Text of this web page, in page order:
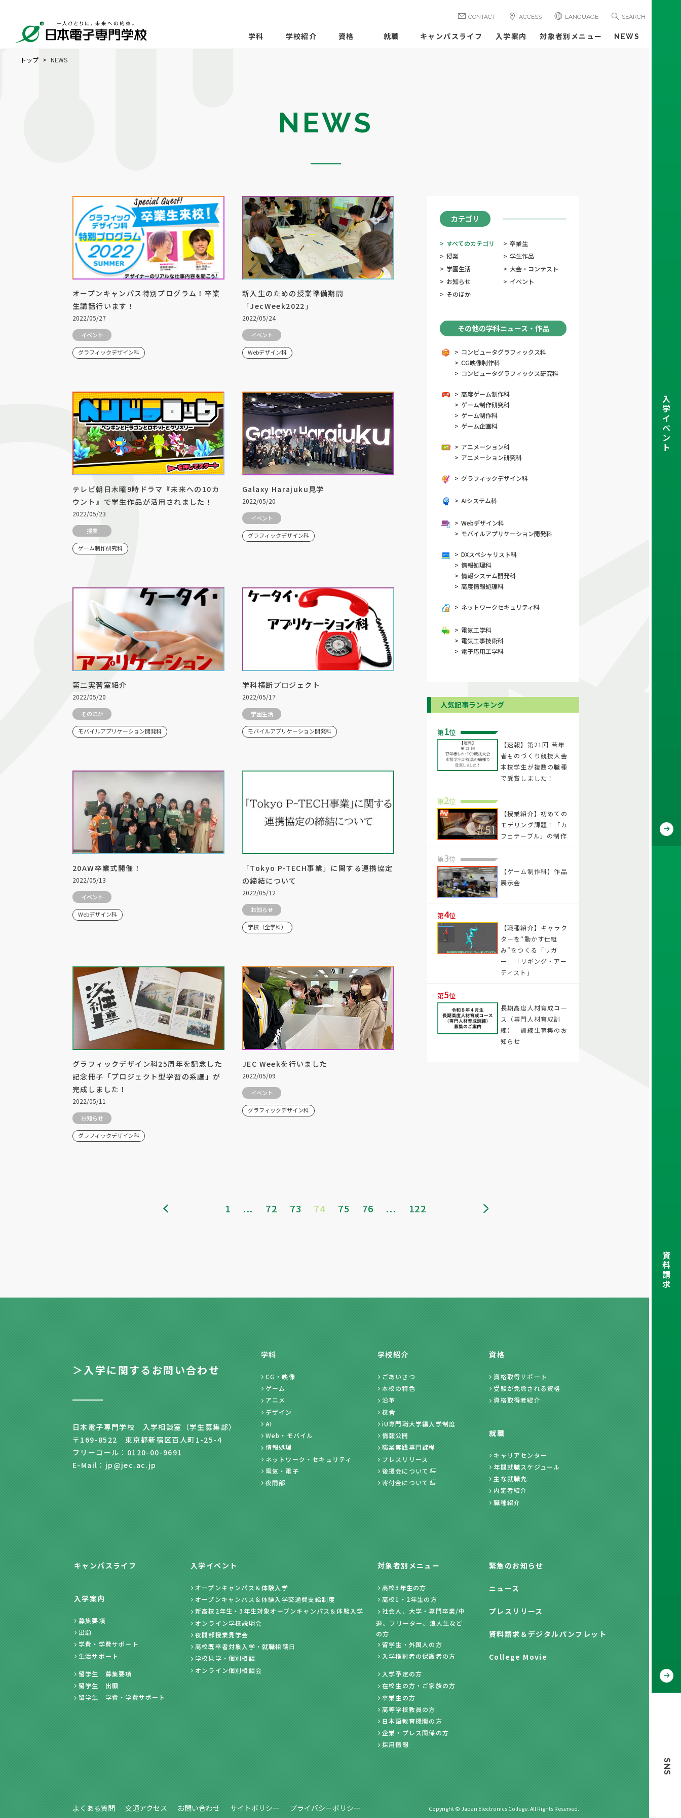
CONTACT ACCESS LANGUAGE SEARCH
学科 学校紹介 資格 就職 キャンパスライフ 入学案内 対象者別メニュー NEWS
トップ NEWS
NEWS
オープンキャンパス特別プログラム！卒業
生講話行います！
2022/05/27
イベント
グラフィックデザイン科
新入生のための授業準備期間
「JecWeek2022」
2022/05/24
イベント
Webデザイン科
テレビ朝日木曜9時ドラマ『未来への10カ
ウント』で学生作品が活用されました！
2022/05/23
授業
ゲーム制作研究科
Galaxy Harajuku見学
2022/05/20
イベント
グラフィックデザイン科
第二実習室紹介
2022/05/20
そのほか
モバイルアプリケーション開発科
学科横断プロジェクト
2022/05/17
学園生活
モバイルアプリケーション開発科
20AW卒業式開催！
2022/05/13
イベント
Webデザイン科
「Tokyo P-TECH事業」に関する連携協定
の締結について
2022/05/12
お知らせ
学校（全学科）
グラフィックデザイン科25周年を記念した
記念冊子「プロジェクト型学習の系譜」が
完成しました！
2022/05/11
お知らせ
グラフィックデザイン科
JEC Weekを行いました
2022/05/09
イベント
グラフィックデザイン科
1 ... 72 73 74 75 76 ... 122
カテゴリ
> すべてのカテゴリ > 卒業生
> 授業 > 学生作品
> 学園生活 > 大会・コンテスト
> お知らせ > イベント
> そのほか
その他の学科ニュース・作品
> コンピュータグラフィックス科
> CG映像制作科
> コンピュータグラフィックス研究科
> 高度ゲーム制作科
> ゲーム制作研究科
> ゲーム制作科
> ゲーム企画科
> アニメーション科
> アニメーション研究科
> グラフィックデザイン科
> AIシステム科
> Webデザイン科
> モバイルアプリケーション開発科
> DXスペシャリスト科
> 情報処理科
> 情報システム開発科
> 高度情報処理科
> ネットワークセキュリティ科
> 電気工学科
> 電気工事技術科
> 電子応用工学科
人気記事ランキング
第1位
【速報】第21回 若年
者ものづくり競技大会
本校学生が複数の職種
で受賞しました！
第2位
【授業紹介】初めての
モデリング課題！「カ
フェテーブル」の制作
第3位
【ゲーム制作科】作品
展示会
第4位
【職種紹介】キャラク
ターを“動かす仕組
み”をつくる「リガ
ー」「リギング・アー
ティスト」
第5位
長期高度人材育成コー
ス（専門人材育成訓
練） 訓練生募集のお
知らせ
＞入学に関するお問い合わせ
日本電子専門学校 入学相談室（学生募集部）
〒169-8522 東京都新宿区百人町1-25-4
フリーコール：0120-00-9691
E-Mail：jp@jec.ac.jp
学科
CG・映像
ゲーム
アニメ
デザイン
AI
Web・モバイル
情報処理
ネットワーク・セキュリティ
電気・電子
夜間部
学校紹介
ごあいさつ
本校の特色
沿革
校舎
iU専門職大学編入学制度
情報公開
職業実践専門課程
プレスリリース
後援会について
寄付金について
資格
資格取得サポート
受験が免除される資格
資格取得者紹介
就職
キャリアセンター
年間就職スケジュール
主な就職先
内定者紹介
職種紹介
キャンパスライフ
入学案内
募集要項
出願
学費・学費サポート
生活サポート
留学生 募集要項
留学生 出願
留学生 学費・学費サポート
入学イベント
オープンキャンパス＆体験入学
オープンキャンパス＆体験入学交通費支給制度
新高校2年生・3年生対象オープンキャンパス＆体験入学
オンライン学校説明会
夜間部授業見学会
高校既卒者対象入学・就職相談日
学校見学・個別相談
オンライン個別相談会
対象者別メニュー
高校3年生の方
高校1・2年生の方
社会人、大学・専門卒業/中
退、フリーター、浪人生など
の方
留学生・外国人の方
入学検討者の保護者の方
入学予定の方
在校生の方・ご家族の方
卒業生の方
高等学校教員の方
日本語教育機関の方
企業・プレス関係の方
採用情報
緊急のお知らせ
ニュース
プレスリリース
資料請求 ＆デジタルパンフレット
College Movie
よくある質問 交通アクセス お問い合わせ サイトポリシー プライバシーポリシー Copyright © Japan Electronics College. All Rights Reserved.
入
学
イ
ベ
ン
ト
資
料
請
求
SNS